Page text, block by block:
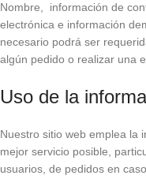
Nombre, información de
electrónica e información
necesario podrá ser
algún pedido o realizar una
Uso de la
Nuestro sitio web emplea la
mejor servicio posible,
usuarios, de pedidos en